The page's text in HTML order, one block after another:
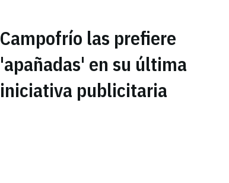
Campofrío las prefiere
'apañadas' en su última
iniciativa publicitaria